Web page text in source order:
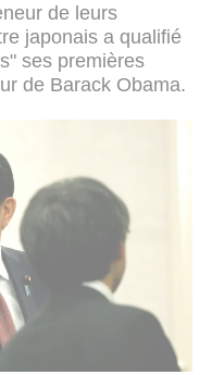
de leurs
japonais a qualifié
ses premières
de Barack Obama.